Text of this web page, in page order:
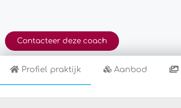
Contacteer deze coach
Profiel praktijk Aanbod